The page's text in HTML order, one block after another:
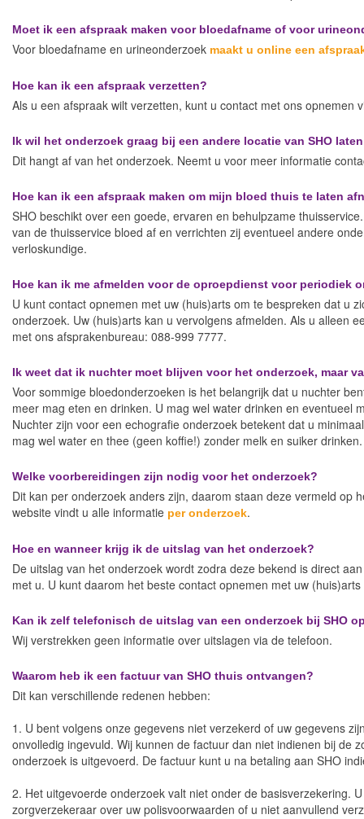
Moet ik een afspraak maken voor bloedafname of voor
Voor bloedafname en urineonderzoek maakt u online een
Hoe kan ik een afspraak verzetten?
Als u een afspraak wilt verzetten, kunt u contact met ons opnemen
Ik wil het onderzoek graag bij een andere locatie van SHO
Dit hangt af van het onderzoek. Neemt u voor meer informatie
Hoe kan ik een afspraak maken om mijn bloed thuis te laten
SHO beschikt over een goede, ervaren en behulpzame
van de thuisservice bloed af en verrichten zij eventueel andere
verloskundige.
Hoe kan ik me afmelden voor de oproepdienst voor periodiek
U kunt contact opnemen met uw (huis)arts om te bespreken dat u
onderzoek. Uw (huis)arts kan u vervolgens afmelden. Als u alleen
met ons afsprakenbureau: 088-999 7777.
Ik weet dat ik nuchter moet blijven voor het onderzoek, maar
Voor sommige bloedonderzoeken is het belangrijk dat u nuchter
meer mag eten en drinken. U mag wel water drinken en eventueel
Nuchter zijn voor een echografie onderzoek betekent dat u
mag wel water en thee (geen koffie!) zonder melk en suiker
Welke voorbereidingen zijn nodig voor het onderzoek?
Dit kan per onderzoek anders zijn, daarom staan deze vermeld
website vindt u alle informatie per onderzoek.
Hoe en wanneer krijg ik de uitslag van het onderzoek?
De uitslag van het onderzoek wordt zodra deze bekend is direct
met u. U kunt daarom het beste contact opnemen met uw
Kan ik zelf telefonisch de uitslag van een onderzoek bij SHO
Wij verstrekken geen informatie over uitslagen via de telefoon.
Waarom heb ik een factuur van SHO thuis ontvangen?
Dit kan verschillende redenen hebben:
1. U bent volgens onze gegevens niet verzekerd of uw gegevens
onvolledig ingevuld. Wij kunnen de factuur dan niet indienen bij de
onderzoek is uitgevoerd. De factuur kunt u na betaling aan SHO
2. Het uitgevoerde onderzoek valt niet onder de basisverzekering.
zorgverzekeraar over uw polisvoorwaarden of u niet aanvullend